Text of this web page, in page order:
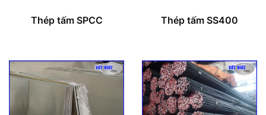
Thép tấm SPCC Thép tấm SS400